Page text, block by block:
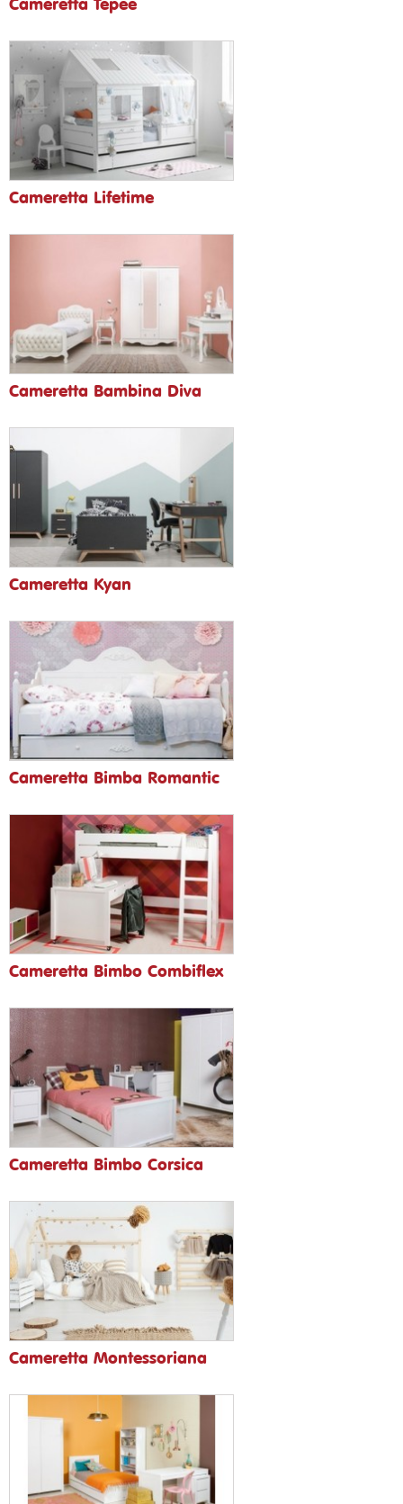
Cameretta Tepee
Cameretta Lifetime
Cameretta Bambina Diva
Cameretta Kyan
Cameretta Bimba Romantic
Cameretta Bimbo Combiflex
Cameretta Bimbo Corsica
Cameretta Montessoriana